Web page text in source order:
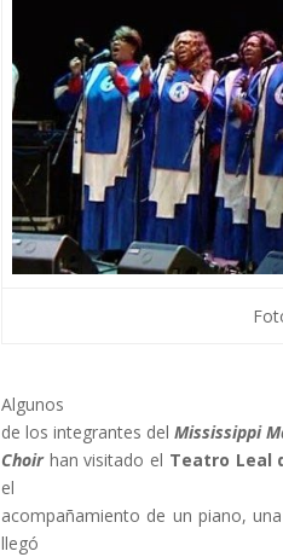
Algunos
de los integrantes del Mississippi
Choirhan visitado el Teatro Leal
el
acompañamiento de un piano,
llegó